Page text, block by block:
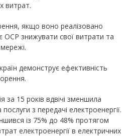
витрат.
якщо воно реалізовано
знижувати свої витрати та
демонструє ефективність
за 15 років вдвічі зменшила
з передачі електроенергії.
із 75% до 48% протягом
електроенергії в електричних